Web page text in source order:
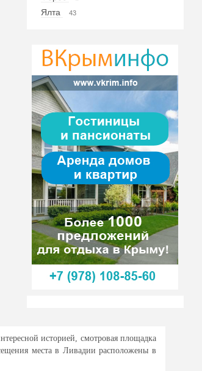
Ялта 43
историей, смотровая площадка
места в Ливадии расположены в